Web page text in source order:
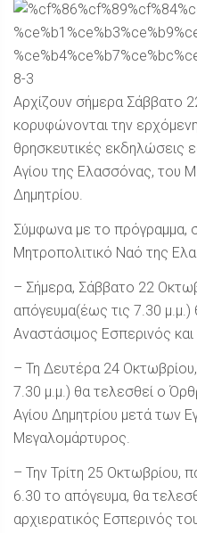
Αρχίζουν σήμερα Σάββατο
κορυφώνονται την
θρησκευτικές εκδηλώσεις
Αγίου της Ελασσόνας, του
Δημητρίου.
Σύμφωνα με το πρόγραμμα,
Μητροπολιτικό Ναό της
– Σήμερα, Σάββατο 22
απόγευμα(έως τις 7.30
Αναστάσιμος Εσπερινός
– Τη Δευτέρα 24
7.30 μ.μ.) θα τελεσθεί ο
Αγίου Δημητρίου μετά των
Μεγαλομάρτυρος.
– Την Τρίτη 25 Οκτωβρίου,
6.30 το απόγευμα, θα
αρχιερατικός Εσπερινός